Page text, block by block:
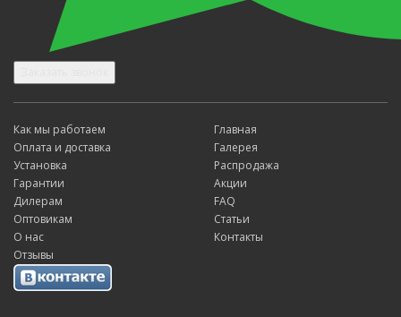
Как мы работаем
Оплата и доставка
Установка
Гарантии
Дилерам
Оптовикам
О нас
Отзывы
Главная
Галерея
Распродажа
Акции
FAQ
Статьи
Контакты